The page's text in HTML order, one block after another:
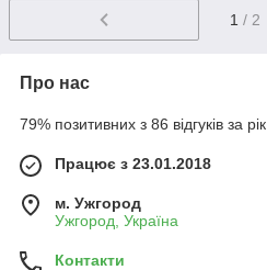
1 / 2
Про нас
79% позитивних з 86 відгуків за рік
Працює з 23.01.2018
м. Ужгород
Ужгород, Україна
Контакти